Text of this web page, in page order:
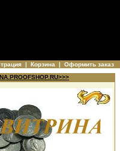
| Корзина | Оформить заказ